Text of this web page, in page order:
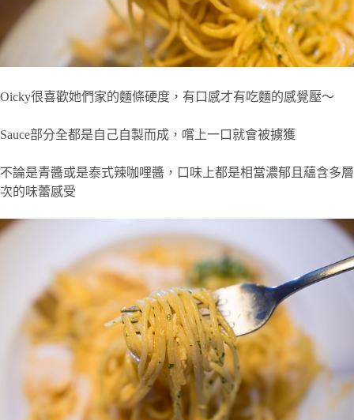
Oicky很喜歡她們家的麵條硬度，有口感才有吃麵的感覺壓～
Sauce部分全都是自己自製而成，嚐上一口就會被擄獲
不論是青醬或是泰式辣咖哩醬，口味上都是相當濃郁且蘊含多層
次的味蕾感受